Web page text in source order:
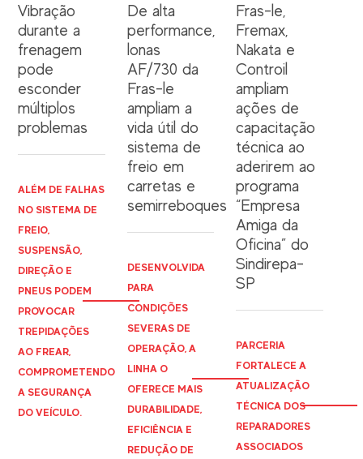
Vibração
durante a
frenagem
pode
esconder
múltiplos
problemas
ALÉM DE FALHAS
NO SISTEMA DE
FREIO,
SUSPENSÃO,
DIREÇÃO E
PNEUS PODEM
PROVOCAR
TREPIDAÇÕES
AO FREAR,
COMPROMETENDO
A SEGURANÇA
DO VEÍCULO.
De alta
performance,
lonas
AF/730 da
Fras-le
ampliam a
vida útil do
sistema de
freio em
carretas e
semirreboques
DESENVOLVIDA
PARA
CONDIÇÕES
SEVERAS DE
OPERAÇÃO, A
LINHA O
OFERECE MAIS
DURABILIDADE,
EFICIÊNCIA E
REDUÇÃO DE
Fras-le,
Fremax,
Nakata e
Controil
ampliam
ações de
capacitação
técnica ao
aderirem ao
programa
“Empresa
Amiga da
Oficina” do
Sindirepa-
SP
PARCERIA
FORTALECE A
ATUALIZAÇÃO
TÉCNICA DOS
REPARADORES
ASSOCIADOS